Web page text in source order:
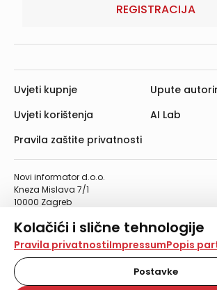
Kolačići i slične tehnologije
Na našoj web stranici koristimo kolačiće i
tehnologije za pohranu, čitanje i obradu
vašem uređaju. Time poboljšavamo
analiziramo promet na stranici te
Pravila privatnostiImpressumPopis
Postavke
REGISTRACIJA
Novi informator d.o.o.
Kneza Mislava 7/1
10000 Zagreb
Telefaks: 01/4612-553
info@informator.hr
PRATITE NAS:
Uvjeti kupnje
Uvjeti korištenja
Pravila zaštite privatnosti
Upute
AI Lab